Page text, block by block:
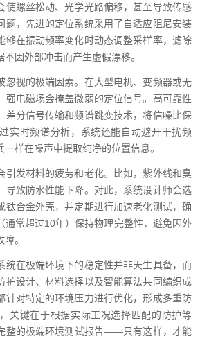
使螺丝松动、光学光路偏移，甚至导致传感
题，先进的定位系统采用了自适应阻尼安装
够在振动频率变化时动态调整采样率，滤除
因外部冲击而产生虚假漂移。
忽视的极端因素。在大型电机、变频器或无
强电磁场会掩盖微弱的定位信号。高可靠性
差分信号传输和频谱跳变技术，将信噪比保
实时频谱分析，系统还能自动避开干扰频
样在噪声中提取纯净的位置信息。
引发材料的疲劳和老化。比如，紫外线和臭
导致防水性能下降。对此，系统设计师会选
钛合金外壳，并定期进行加速老化测试，确
通常超过10年）保持物理完整性，避免因外
。
统在极端环境下的稳定性并非天生具备，而
护设计、材料选择以及智能算法共同编织成
针对特定的环境压力进行优化，形成多重防
关键在于根据实际工况选择匹配的防护等
整的极端环境测试报告——只有这样，才能